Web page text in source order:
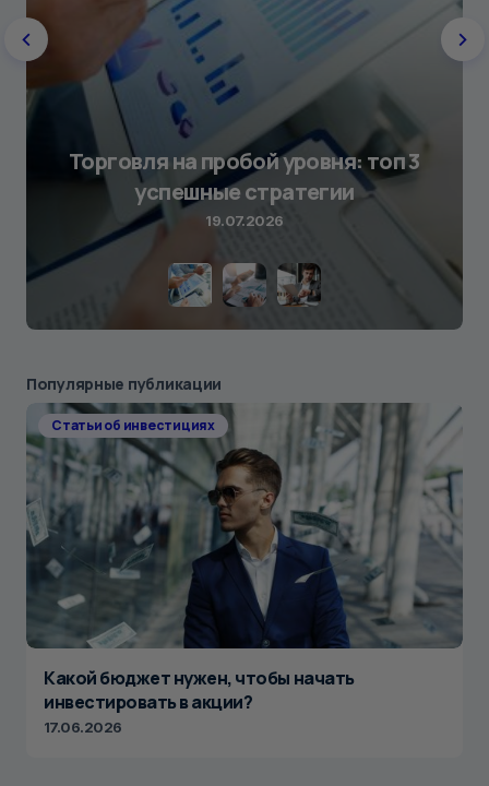
Торговля на пробой уровня: топ 3
успешные стратегии
19.07.2026
Популярные публикации
Статьи об инвестициях
Какой бюджет нужен, чтобы начать
инвестировать в акции?
17.06.2026